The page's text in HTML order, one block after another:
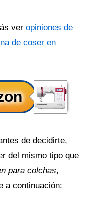
ver opiniones de
de coser en
de decidirte,
del mismo tipo que
para colchas,
a continuación: